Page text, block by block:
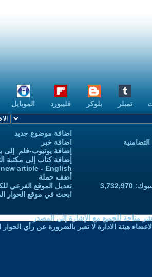
تمبلر بلوكر فليبورد الموبايل
اضافة موضوع جديد
اضافة خبر
إضافة يوتيوب-فلم إلى
إضافة كتاب إلى مكتبة
article - English
أضف حملة
تعديل الموقع الفرعي
ابحث في موقع الحوار
متاحة للجميع مع الإشارة إلى المصدر
هيئة الادارة لا تعبر بالضرورة عن رأي الحوار